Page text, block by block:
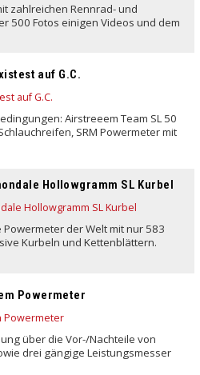
zahlreichen Rennrad- und
500 Fotos einigen Videos und dem
auf G.C.
Airstreeem Team SL 50
SRM Powermeter mit
Hollowgramm SL Kurbel
der Welt mit nur 583
Kurbeln und Kettenblättern.
Powermeter
über die Vor-/Nachteile von
drei gängige Leistungsmesser